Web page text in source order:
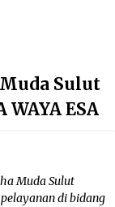
Sulut
ESA
Muda Sulut
di bidang